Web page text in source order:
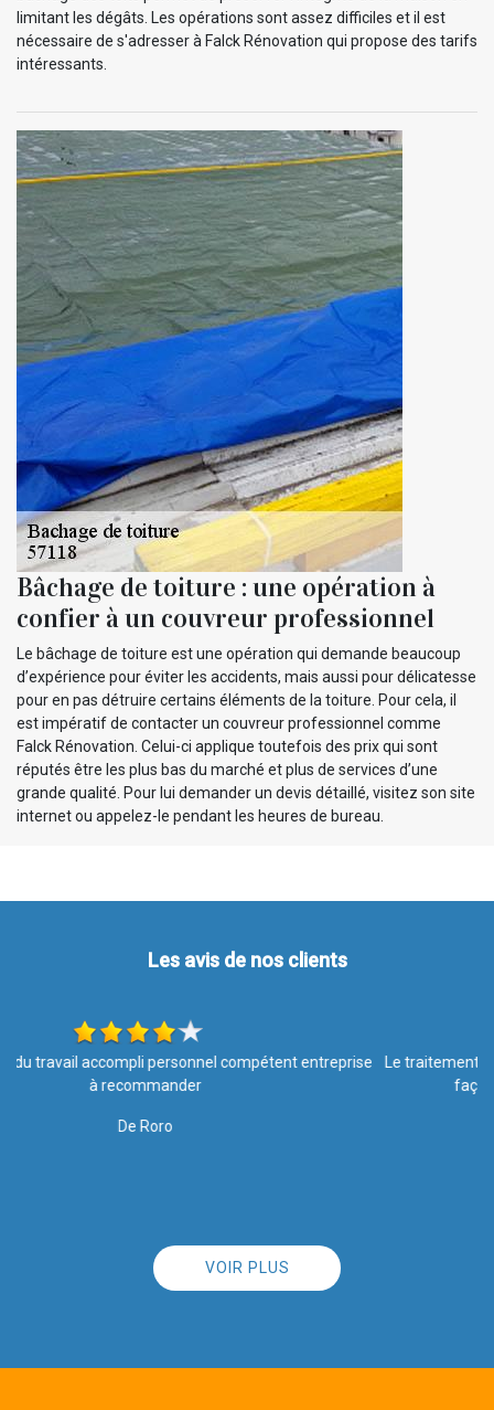
limitant les dégâts. Les opérations sont assez difficiles et il est
nécessaire de s'adresser à Falck Rénovation qui propose des tarifs
intéressants.
Bâchage de toiture : une opération à
confier à un couvreur professionnel
Le bâchage de toiture est une opération qui demande beaucoup
d’expérience pour éviter les accidents, mais aussi pour délicatesse
pour en pas détruire certains éléments de la toiture. Pour cela, il
est impératif de contacter un couvreur professionnel comme
Falck Rénovation. Celui-ci applique toutefois des prix qui sont
réputés être les plus bas du marché et plus de services d’une
grande qualité. Pour lui demander un devis détaillé, visitez son site
internet ou appelez-le pendant les heures de bureau.
Les avis de nos clients
Le traitement hydrofuge vaut vraiment le coup! Un an après, ma
façade reste propre malgré les intempéries.
VOIR PLUS